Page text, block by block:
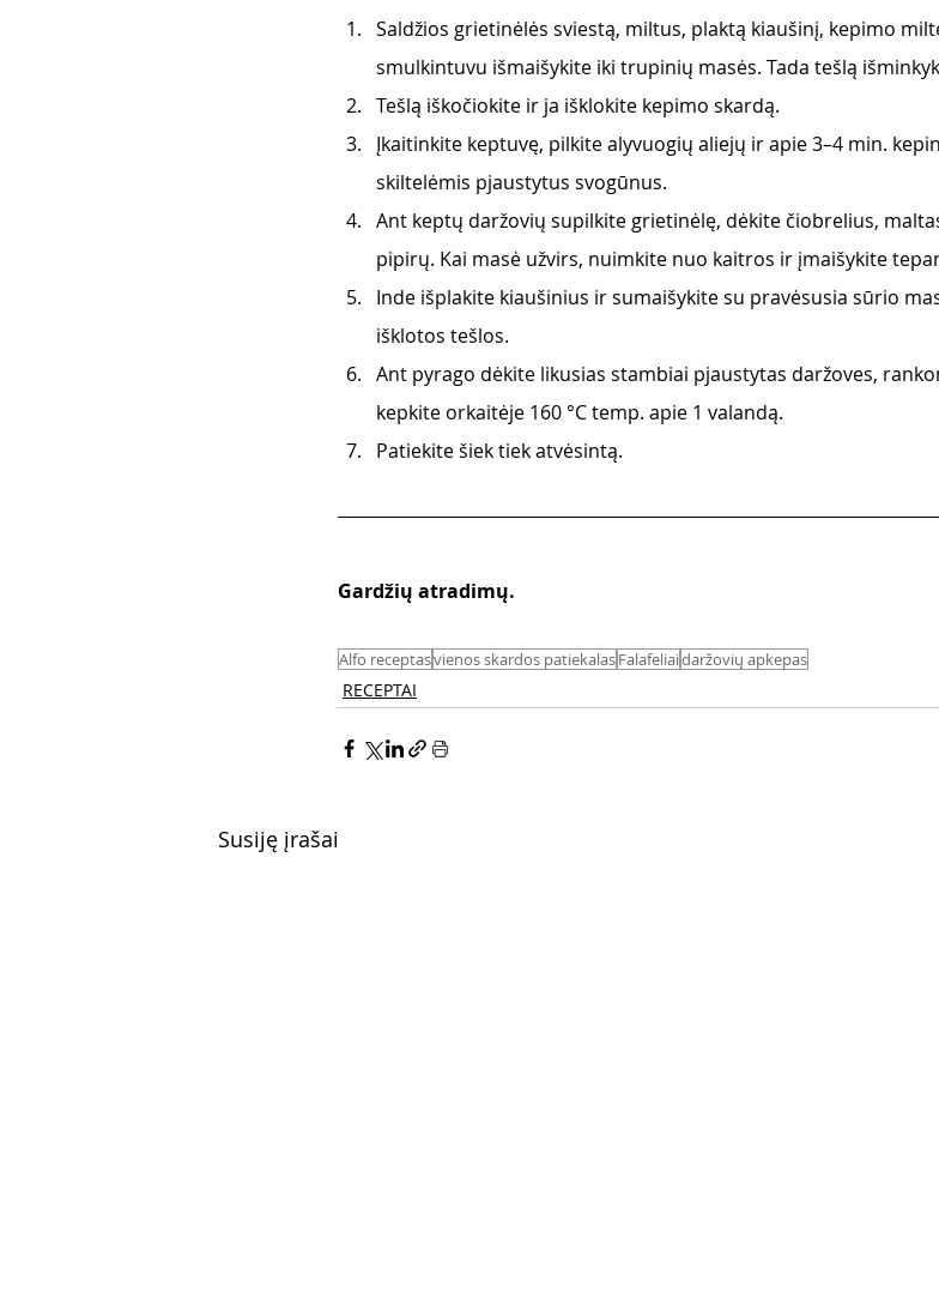
Saldžios grietinėlės sviestą, miltus, plaktą kiaušinį, kepimo
smulkintuvu išmaišykite iki trupinių masės. Tada tešlą
Tešlą iškočiokite ir ja išklokite kepimo skardą.
Įkaitinkite keptuvę, pilkite alyvuogių aliejų ir apie 3–4 min.
skiltelėmis pjaustytus svogūnus.
Ant keptų daržovių supilkite grietinėlę, dėkite čiobrelius,
pipirų. Kai masė užvirs, nuimkite nuo kaitros ir įmaišykite
Inde išplakite kiaušinius ir sumaišykite su pravėsusia sūrio
išklotos tešlos.
Ant pyrago dėkite likusias stambiai pjaustytas daržoves,
kepkite orkaitėje 160 °C temp. apie 1 valandą.
Patiekite šiek tiek atvėsintą.
Gardžių atradimų.
Alfo receptasvienos skardos patiekalasFalafeliaidaržovių apkepas
RECEPTAI
Susiję įrašai